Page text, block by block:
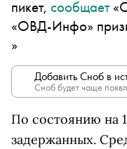
пикет, сообщает
«ОВД-Инфо»
»
Добавить Сноб в
Сноб будет чаще
По состоянию на
задержанных.